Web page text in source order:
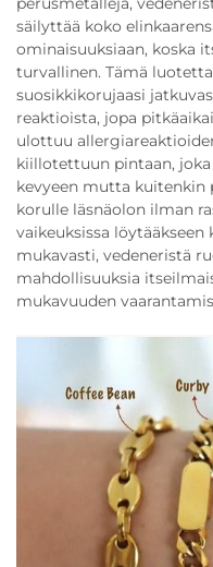
säilyttää koko
ominaisuuksiaan, koska
turvallinen. Tämä
suosikkikorujaasi
reaktioista, jopa
ulottuu
kiillotettuun pintaan,
kevyeen mutta kuitenkin
korulle läsnäolon ilman
vaikeuksissa
mukavasti, vedeneristä
mahdollisuuksia
mukavuuden